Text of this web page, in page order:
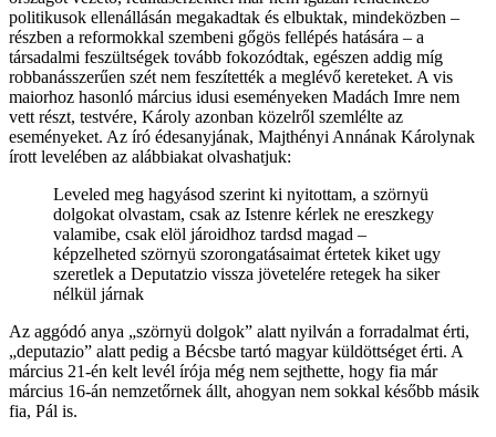
politikusok ellenállásán megakadtak és elbuktak, mindeközben –
részben a reformokkal szembeni gőgös fellépés hatására – a
társadalmi feszültségek tovább fokozódtak, egészen addig míg
robbanásszerűen szét nem feszítették a meglévő kereteket. A vis
maiorhoz hasonló március idusi eseményeken Madách Imre nem
vett részt, testvére, Károly azonban közelről szemlélte az
eseményeket. Az író édesanyjának, Majthényi Annának Károlynak
írott levelében az alábbiakat olvashatjuk:
Leveled meg hagyásod szerint ki nyitottam, a szörnyü
dolgokat olvastam, csak az Istenre kérlek ne ereszkegy
valamibe, csak elöl jároidhoz tardsd magad –
képzelheted szörnyü szorongatásaimat értetek kiket ugy
szeretlek a Deputatzio vissza jövetelére retegek ha siker
nélkül járnak
Az aggódó anya „szörnyü dolgok” alatt nyilván a forradalmat érti,
„deputazio” alatt pedig a Bécsbe tartó magyar küldöttséget érti. A
március 21-én kelt levél írója még nem sejthette, hogy fia már
március 16-án nemzetőrnek állt, ahogyan nem sokkal később másik
fia, Pál is.